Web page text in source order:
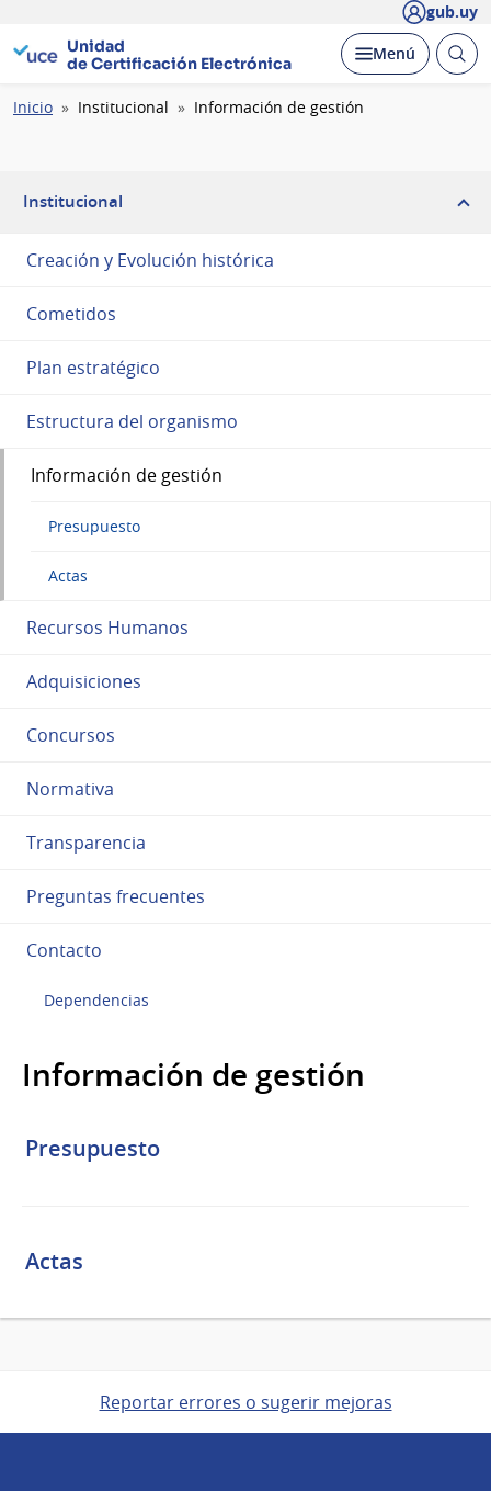
gub.uy
Unidad
de Certificación Electrónica
Desplegar
Menú Abrir
Ruta
Inicio Institucional Información de gestión
Institucional
Creación y Evolución histórica
Cometidos
Plan estratégico
Estructura del organismo
Información de gestión
Presupuesto
Actas
Recursos Humanos
Adquisiciones
Concursos
Normativa
Transparencia
Preguntas frecuentes
Contacto
Dependencias
Información de gestión
Presupuesto
Actas
Reportar errores o sugerir mejoras